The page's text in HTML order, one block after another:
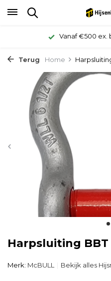
Vanaf €500 ex.
Terug Home
Harpsluiting BBT
Merk: McBULL Bekijk alles